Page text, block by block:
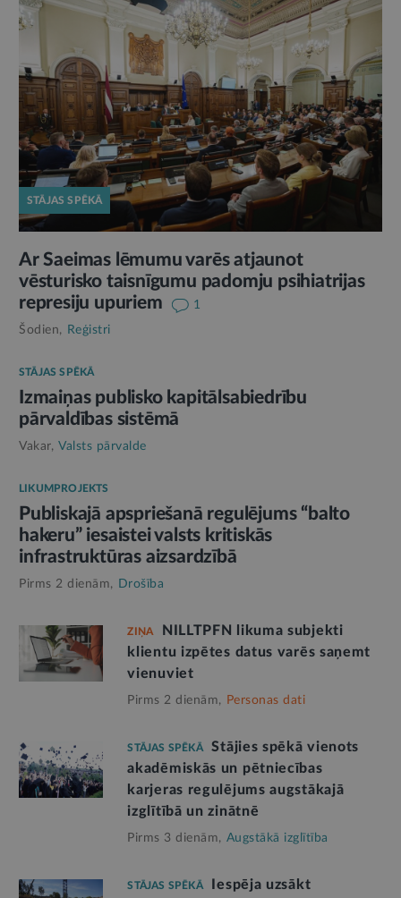
STĀJAS SPĒKĀ
Ar Saeimas lēmumu varēs atjaunot
vēsturisko taisnīgumu padomju psihiatrijas
represiju upuriem
1
Šodien, Reģistri
STĀJAS SPĒKĀ
Izmaiņas publisko kapitālsabiedrību
pārvaldības sistēmā
Vakar, Valsts pārvalde
LIKUMPROJEKTS
Publiskajā apspriešanā regulējums “balto
hakeru” iesaistei valsts kritiskās
infrastruktūras aizsardzībā
Pirms 2 dienām, Drošība
ZIŅA
NILLTPFN likuma subjekti
klientu izpētes datus varēs saņemt
vienuviet
Pirms 2 dienām, Personas dati
STĀJAS SPĒKĀ
Stājies spēkā vienots
akadēmiskās un pētniecības
karjeras regulējums augstākajā
izglītībā un zinātnē
Pirms 3 dienām, Augstākā izglītība
STĀJAS SPĒKĀ
Iespēja uzsākt